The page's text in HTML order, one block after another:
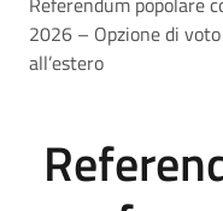
2026 – Opzione di
all’estero